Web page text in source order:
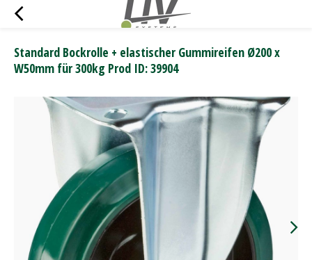
Standard Bockrolle + elastischer Gummireifen Ø200 x
W50mm für 300kg Prod ID: 39904